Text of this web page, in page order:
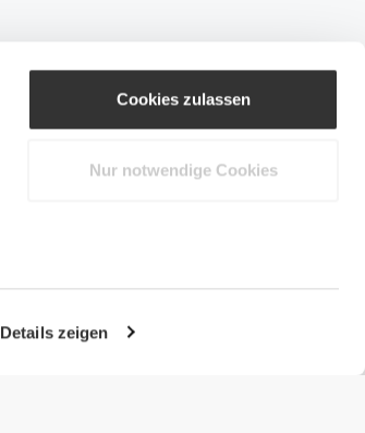
Details zeigen
Cookies zulassen
Nur notwendige Cookies